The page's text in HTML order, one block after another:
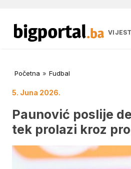
Početna » Fudbal
5. Juna 2026.
Paunović poslije
tek prolazi kroz